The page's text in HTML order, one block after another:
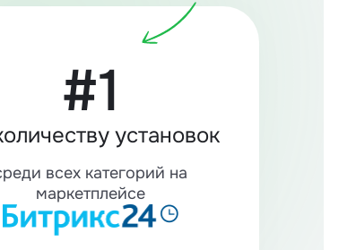
#1
установок
всех категорий на
маркетплейсе